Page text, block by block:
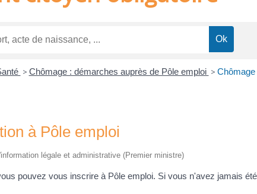
> Chômage : démarches auprès de Pôle emploi >
à Pôle emploi
légale et administrative (Premier ministre)
pouvez vous inscrire à Pôle emploi. Si vous n'avez jamais